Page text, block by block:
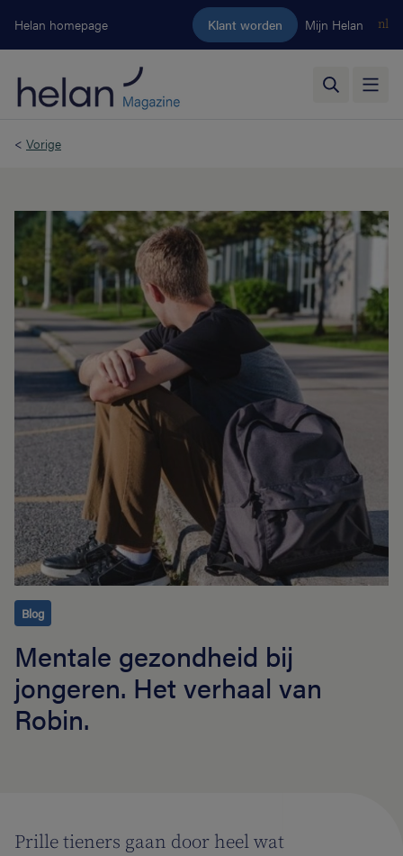
Ga naar de hoofdinhoud
Helan homepage Klant worden Mijn Helan nl
< Vorige
Blog
Mentale gezondheid bij
jongeren. Het verhaal van
Robin.
Prille tieners gaan door heel wat